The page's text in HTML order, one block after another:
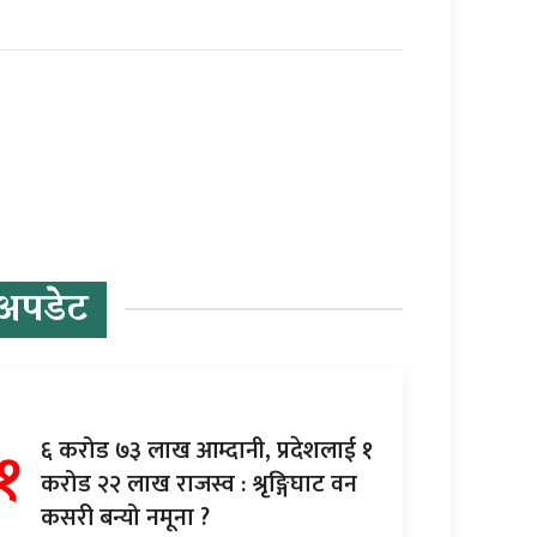
६ करोड ७३ लाख आम्दानी, प्रदेशलाई १
करोड २२ लाख राजस्व : श्रृङ्गिघाट वन
कसरी बन्यो नमूना ?